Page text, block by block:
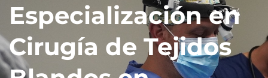
Especialización en
Cirugía de Tejidos